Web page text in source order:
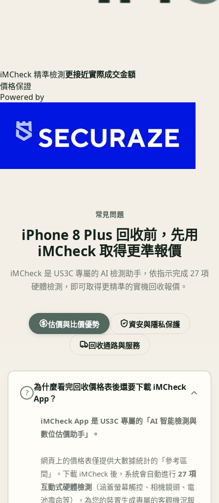
iMCheck 精準檢測更接近實際成交金額
價格保證
Powered by
常見問題
iPhone 8 Plus 回收前，先用
iMCheck 取得更準報價
iMCheck 是 US3C 專屬的 AI 檢測助手，依指示完成 27 項
硬體檢測，即可取得更精準的實機回收報價。
估價與比價優勢 資安與隱私保護
回收通路與服務
?
為什麼看完回收價格表後還要下載 iMCheck
App？
iMCheck App 是 US3C 專屬的「AI 智能檢測與
數位估價助手」。
網頁上的價格表僅提供大數據統計的「參考區
間」。下載 iMCheck 後，系統會自動進行 27 項
互動式硬體檢測 （涵蓋螢幕觸控、相機鏡頭、電
池壽命等），為您的裝置生成專屬的客觀機況報